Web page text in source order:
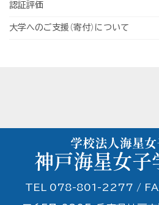
認証評価
大学へのご支援（寄付）について
TEL 078-801-2277 /